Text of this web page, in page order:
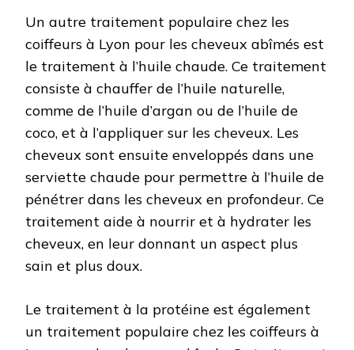
Un autre traitement populaire chez les
coiffeurs à Lyon pour les cheveux abîmés est
le traitement à l’huile chaude. Ce traitement
consiste à chauffer de l’huile naturelle,
comme de l’huile d’argan ou de l’huile de
coco, et à l’appliquer sur les cheveux. Les
cheveux sont ensuite enveloppés dans une
serviette chaude pour permettre à l’huile de
pénétrer dans les cheveux en profondeur. Ce
traitement aide à nourrir et à hydrater les
cheveux, en leur donnant un aspect plus
sain et plus doux.
Le traitement à la protéine est également
un traitement populaire chez les coiffeurs à